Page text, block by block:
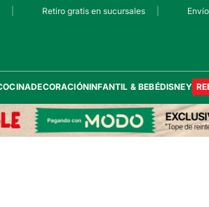
Retiro gratis en sucursales
DECORACIÓNINFANTIL & BEBÉDISNEY